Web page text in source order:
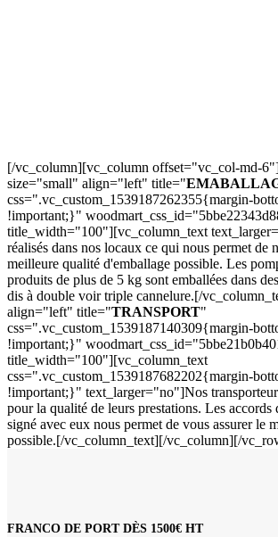
[/vc_column][vc_column offset="vc_col-md-
size="small" align="left" title="
css=".vc_custom_1539187262355{margin-
!important;}"
title_width="100"][vc_column_text
réalisés dans nos locaux ce qui nous permet de
meilleure qualité d'emballage possible. Les
produits de plus de 5 kg sont emballées dans
dis à double voir triple cannelure.[/
align="left" title="TRANSPORT"
css=".vc_custom_1539187140309{margin-
!important;}"
title_width="100"][vc_column_text
css=".vc_custom_1539187682202{margin-
!important;}" text_larger="no"]Nos transporteur
pour la qualité de leurs prestations. Les accords
signé avec eux nous permet de vous assurer le
possible.[/vc_column_text][/vc_column][/
FRANCO DE PORT DÈS 1500€ HT